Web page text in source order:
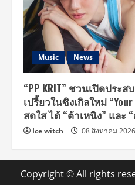
Music News
“PP KRIT” ชวนเปิดปร
เปรี้ยวในซิงเกิลใหม่
สดใส ได้ “ต้าเหนิง” และ
Ice witch 08 สิงหาคม 2026
Copyright © All rights